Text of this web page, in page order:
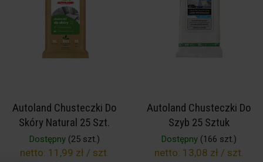
Autoland Chusteczki Do
Skóry Natural 25 Szt.
Dostępny(25 szt.)
netto: 11,99 zł / szt.
Autoland Chusteczki Do
Szyb 25 Sztuk
Dostępny(166 szt.)
netto: 13,08 zł / szt.